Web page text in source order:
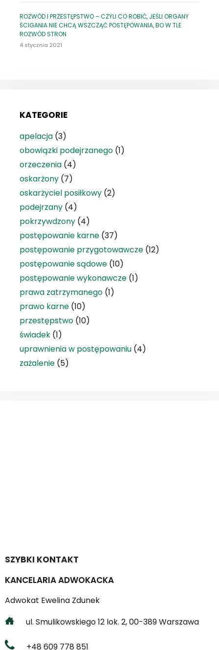
ROZWÓD I PRZESTĘPSTWO – CZYLI CO ROBIĆ, JEŚLI ORGANY
ŚCIGANIA NIE CHCĄ WSZCZĄĆ POSTĘPOWANIA, BO W TLE
ROZWÓD STRON
4 stycznia 2021
KATEGORIE
apelacja (3)
obowiązki podejrzanego (1)
orzeczenia (4)
oskarżony (7)
oskarżyciel posiłkowy (2)
podejrzany (4)
pokrzywdzony (4)
postępowanie karne (37)
postępowanie przygotowawcze (12)
postępowanie sądowe (10)
postępowanie wykonawcze (1)
prawa zatrzymanego (1)
prawo karne (10)
przestępstwo (10)
świadek (1)
uprawnienia w postępowaniu (4)
zażalenie (5)
SZYBKI KONTAKT
KANCELARIA ADWOKACKA
Adwokat Ewelina Zdunek
ul. Smulikowskiego 12 lok. 2, 00-389 Warszawa
+48 609 778 851